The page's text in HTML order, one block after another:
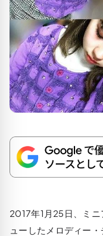
2017年1月25日、ミ
ューしたメロディー・